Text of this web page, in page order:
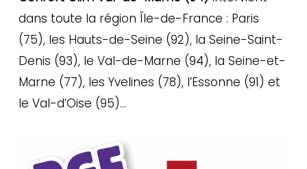
dans toute la région Île-de-France : Paris
(75), les Hauts-de-Seine (92), la Seine-Saint-
Denis (93), le Val-de-Marne (94), la Seine-et-
Marne (77), les Yvelines (78), l’Essonne (91) et
le Val-d’Oise (95)…